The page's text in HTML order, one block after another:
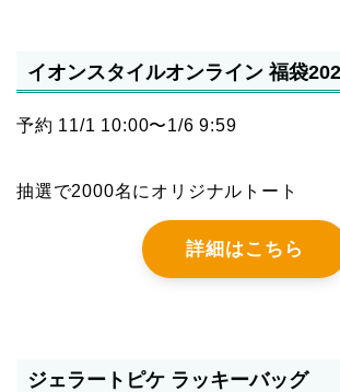
イオンスタイルオンライン 福袋
予約 11/1 10:00〜1/6 9:59
抽選で2000名にオリジナルトート
詳細はこちら
ジェラートピケ ラッキーバッグ